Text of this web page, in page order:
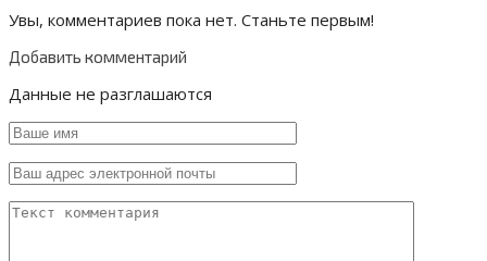
Увы, комментариев пока нет. Станьте первым!
Добавить комментарий
Данные не разглашаются